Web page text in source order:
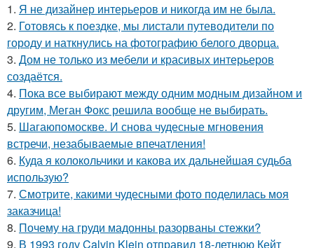
1. Я не дизайнер интерьеров и никогда им не была.
2. Готовясь к поездке, мы листали путеводители по
городу и наткнулись на фотографию белого дворца.
3. Дом не только из мебели и красивых интерьеров
создаётся.
4. Пока все выбирают между одним модным дизайном и
другим, Меган Фокс решила вообще не выбирать.
5. Шагаюпомоскве. И снова чудесные мгновения
встречи, незабываемые впечатления!
6. Куда я колокольчики и какова их дальнейшая судьба
использую?
7. Смотрите, какими чудесными фото поделилась моя
заказчица!
8. Почему на груди мадонны разорваны стежки?
9. В 1993 году Calvin Klein отправил 18-летнюю Кейт